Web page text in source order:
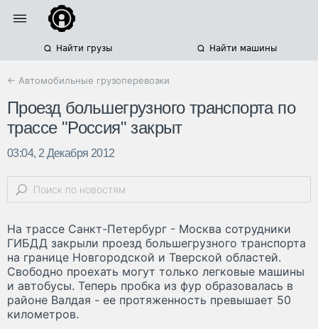
Найти грузы Найти машины
← Автомобильные грузоперевозки
Проезд большегрузного транспорта по
трассе "Россия" закрыт
03:04, 2 Декабря 2012
На трассе Санкт-Петербург - Москва сотрудники
ГИБДД закрыли проезд большегрузного транспорта
на границе Новгородской и Тверской областей.
Свободно проехать могут только легковые машины
и автобусы. Теперь пробка из фур образовалась в
районе Валдая - ее протяженность превышает 50
километров.